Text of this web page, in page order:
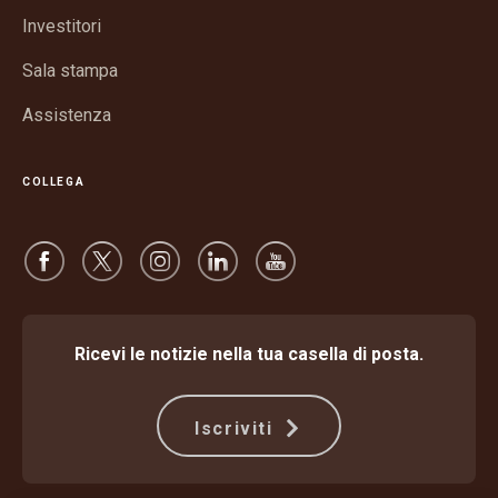
Investitori
Sala stampa
Assistenza
COLLEGA
Ricevi le notizie nella tua casella di posta.
Iscriviti